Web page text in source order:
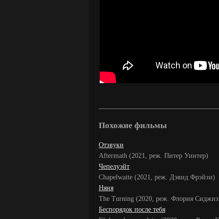
Похожие фильмы
Отзвуки
Aftermath (2021, реж. Питер Уинтер)
Чепелуэйт
Chapelwaite (2021, реж. Дэвид Фрэйзи)
Няня
The Turning (2020, реж. Флория
Беспорядок после тебя